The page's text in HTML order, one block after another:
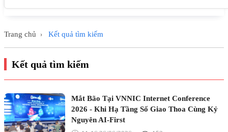
Trang chủ › Kết quả tìm kiếm
Kết quả tìm kiếm
Mắt Bão Tại VNNIC Internet Conference
2026 - Khi Hạ Tầng Số Giao Thoa Cùng Kỷ
Nguyên AI-First